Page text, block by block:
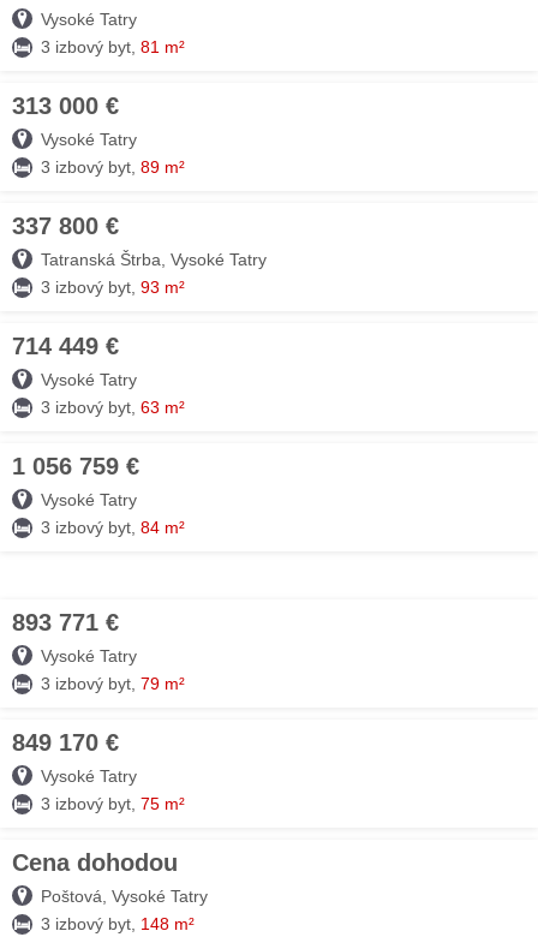
Vysoké Tatry
3 izbový byt, 81 m²
313 000 €
Vysoké Tatry
3 izbový byt, 89 m²
337 800 €
Tatranská Štrba, Vysoké Tatry
3 izbový byt, 93 m²
714 449 €
Vysoké Tatry
3 izbový byt, 63 m²
1 056 759 €
Vysoké Tatry
3 izbový byt, 84 m²
893 771 €
Vysoké Tatry
3 izbový byt, 79 m²
849 170 €
Vysoké Tatry
3 izbový byt, 75 m²
Cena dohodou
Poštová, Vysoké Tatry
3 izbový byt, 148 m²